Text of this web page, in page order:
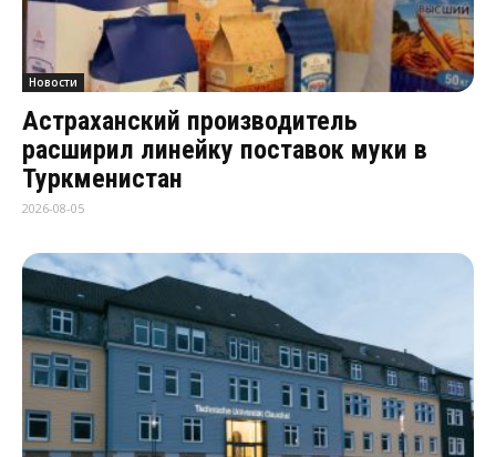
Новости
Астраханский производитель
расширил линейку поставок муки в
Туркменистан
2026-08-05